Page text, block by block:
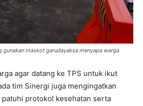
gunakan maskot garudayaksa menyapa warga
agar datang ke TPS untuk ikut
tim Sinergi juga mengingatkan
patuhi protokol kesehatan serta